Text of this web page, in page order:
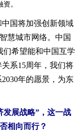
。
国将加强创新领域
慧城市网络。中国
们希望能和中国互学
系15周年，我们将
年的愿景，为东
展战略”，这一战
相向而行？